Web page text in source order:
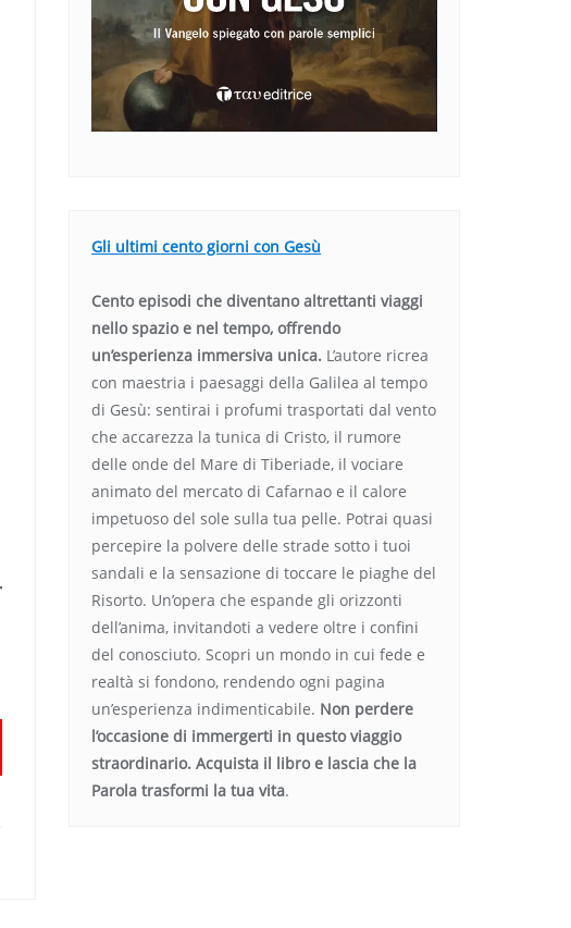
Gli ultimi cento giorni con Gesù
Cento episodi che diventano altrettanti viaggi
nello spazio e nel tempo, offrendo
un’esperienza immersiva unica. L’autore ricrea
con maestria i paesaggi della Galilea al tempo
di Gesù: sentirai i profumi trasportati dal vento
che accarezza la tunica di Cristo, il rumore
delle onde del Mare di Tiberiade, il vociare
animato del mercato di Cafarnao e il calore
impetuoso del sole sulla tua pelle. Potrai quasi
percepire la polvere delle strade sotto i tuoi
sandali e la sensazione di toccare le piaghe del
Risorto. Un’opera che espande gli orizzonti
dell’anima, invitandoti a vedere oltre i confini
del conosciuto. Scopri un mondo in cui fede e
realtà si fondono, rendendo ogni pagina
un’esperienza indimenticabile. Non perdere
l’occasione di immergerti in questo viaggio
straordinario. Acquista il libro e lascia che la
Parola trasformi la tua vita.